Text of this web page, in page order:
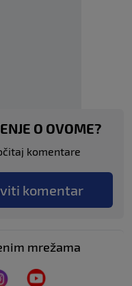
O OVOME?
komentare
komentar
mrežama